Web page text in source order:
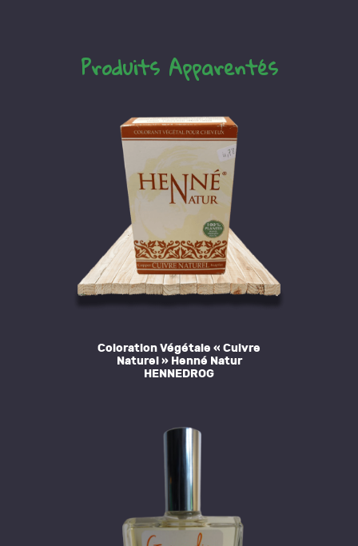
Produits Apparentés
Coloration Végétale « Cuivre
Naturel » Henné Natur
HENNEDROG